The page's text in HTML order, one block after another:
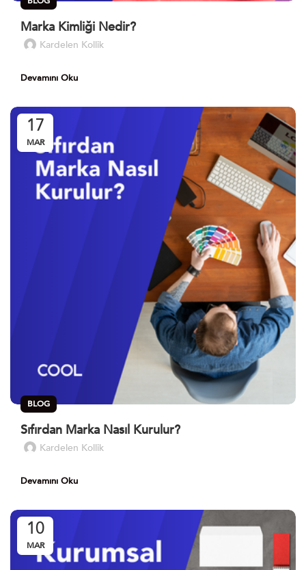
Marka Kimliği Nedir?
Kardelen Kollik
Devamını Oku
17
MAR
BLOG
Sıfırdan Marka Nasıl Kurulur?
Kardelen Kollik
Devamını Oku
10
MAR